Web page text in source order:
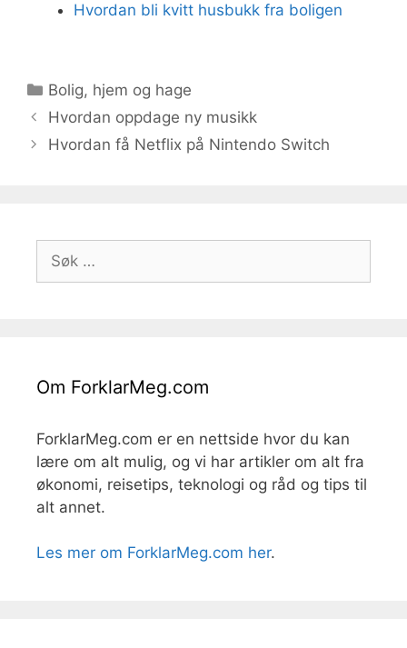
Hvordan bli kvitt husbukk fra boligen
Kategorier
Bolig, hjem og hage
Hvordan oppdage ny musikk
Hvordan få Netflix på Nintendo Switch
etter:
Om ForklarMeg.com
ForklarMeg.com er en nettside hvor du kan
lære om alt mulig, og vi har artikler om alt fra
økonomi, reisetips, teknologi og råd og tips til
alt annet.
Les mer om ForklarMeg.com her.